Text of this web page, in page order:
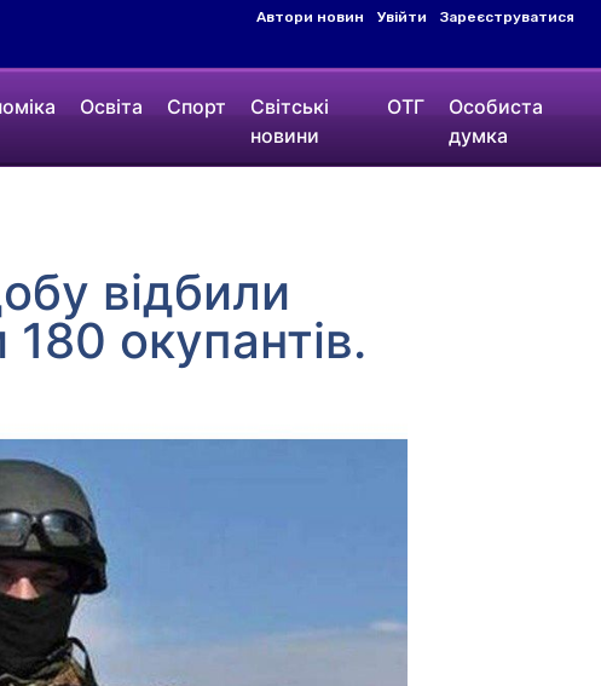
Автори новин Увійти Зареєструватися
Освіта Спорт
Світські
новини
ОТГ
Особиста
думка
відбили
окупантів.